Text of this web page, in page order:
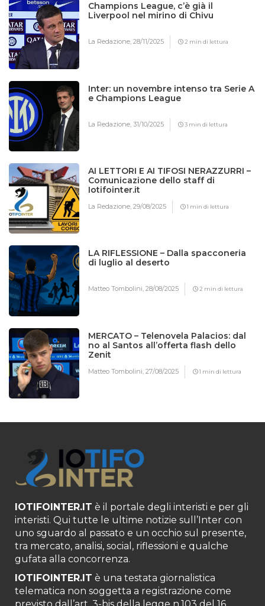
Champions League, c’è già il
Liverpool nel mirino di Chivu
La Redazione,28/11/2025 2 min di lettura
Inter: un novembre intenso tra Serie A
e Champions League
La Redazione,31/10/2025 3 min di lettura
AI LETTORI E AI TIFOSI NERAZZURRI –
Comunicazione dello staff di
Iotifointer.it
La Redazione,29/08/2025 1 min di lettura
LA RIFLESSIONE – Dalla spacconeria
di luglio al deserto
Matteo Tombolini,28/08/2025 2 min di lettura
MERCATO – Telenovela Palacios: dal
no al Santos all’offerta flash dello
Zenit
Matteo Tombolini,27/08/2025 1 min di lettura
IOTIFOINTER.IT è il portale degli interisti e per gli
interisti. Qui tutte le ultime notizie sull’Inter con
uno sguardo al passato e un occhio sul presente,
tra mercato, analisi, social, riflessioni e qualche
gufata alla concorrenza.
IOTIFOINTER.IT è una testata giornalistica
telematica non soggetta a registrazione come